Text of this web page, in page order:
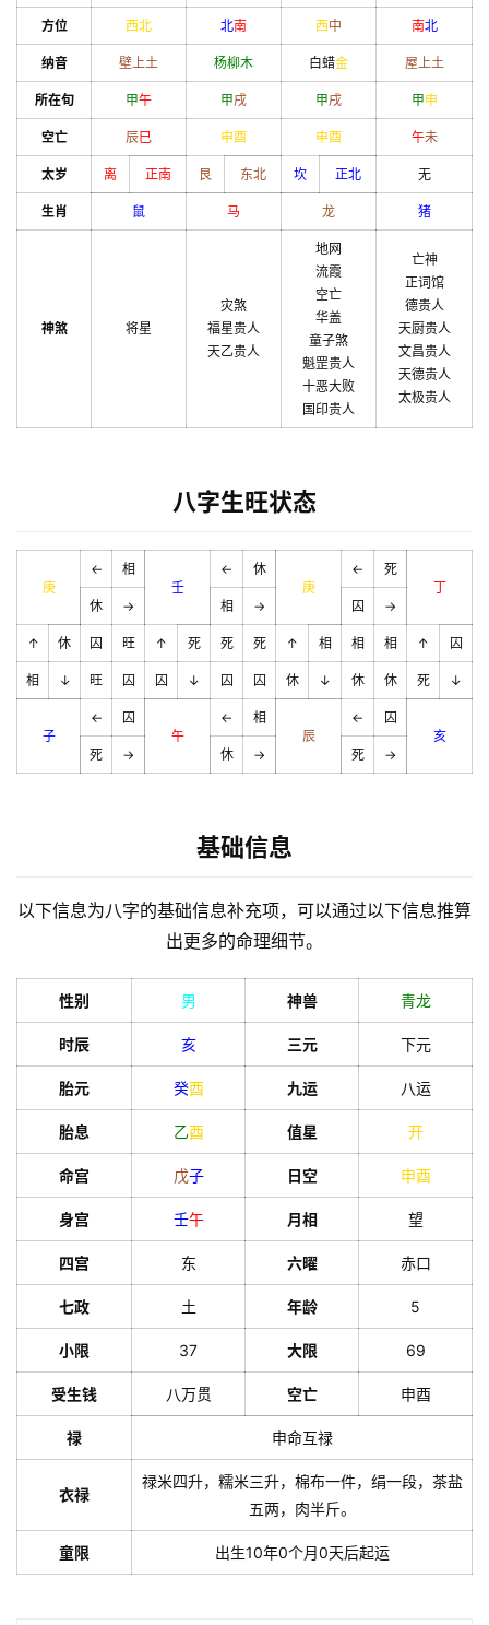
方位 西北 北南 西中 南北
纳音 壁上土 杨柳木 白蜡金 屋上土
所在旬 甲午 甲戌 甲戌 甲申
空亡 辰巳 申酉 申酉 午未
太岁 离 正南 艮 东北 坎 正北 无
生肖 鼠 马 龙 猪
神煞 将星
灾煞
福星贵人
天乙贵人
地网
流霞
空亡
华盖
童子煞
魁罡贵人
十恶大败
国印贵人
亡神
正词馆
德贵人
天厨贵人
文昌贵人
天德贵人
太极贵人
八字生旺状态
庚
←
相
壬
←
休
庚
←
死
丁
休
→ 相 → 囚 →
↑ 休 囚 旺 ↑ 死 死 死 ↑ 相 相 相 ↑ 囚
相 ↓ 旺 囚 囚 ↓ 囚 囚 休 ↓ 休 休 死 ↓
子
←
囚
午
←
相
辰
←
囚
亥
死
→ 休 → 死 →
基础信息
以下信息为八字的基础信息补充项，可以通过以下信息推算
出更多的命理细节。
性别 男 神兽 青龙
时辰 亥 三元 下元
胎元 癸酉 九运 八运
胎息 乙酉 值星 开
命宫 戊子 日空 申酉
身宫 壬午 月相 望
四宫 东 六曜 赤口
七政 土 年龄 5
小限 37 大限 69
受生钱 八万贯 空亡 申酉
禄 申命互禄
衣禄
禄米四升，糯米三升，棉布一件，绢一段，茶盐
五两，肉半斤。
童限 出生10年0个月0天后起运